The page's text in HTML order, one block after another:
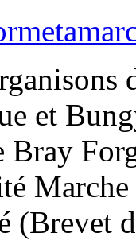
et
Bray
(Brevet